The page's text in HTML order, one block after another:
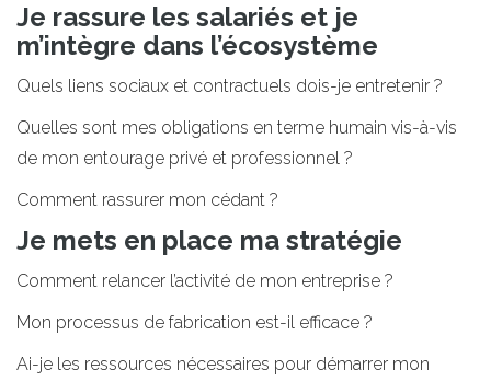
Je rassure les salariés et je
m’intègre dans l’écosystème
Quels liens sociaux et contractuels dois-je entretenir ?
Quelles sont mes obligations en terme humain vis-à-vis
de mon entourage privé et professionnel ?
Comment rassurer mon cédant ?
Je mets en place ma stratégie
Comment relancer l’activité de mon entreprise ?
Mon processus de fabrication est-il efficace ?
Ai-je les ressources nécessaires pour démarrer mon